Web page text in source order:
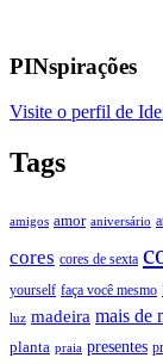
PINspirações
Visite o perfil de
Tags
amigos amor aniversário
cores cores de sexta
yourself faça você mesmo
luz madeira mais de
planta praia presentes